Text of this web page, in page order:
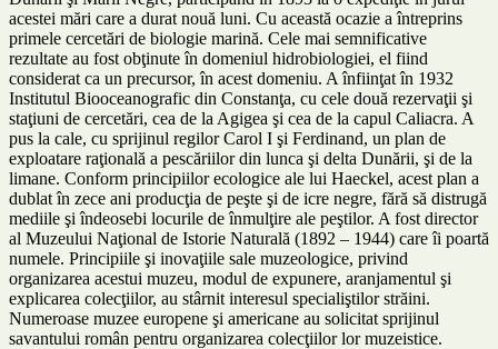
acestei mări care a durat nouă luni. Cu această ocazie a întreprins
primele cercetări de biologie marină. Cele mai semnificative
rezultate au fost obţinute în domeniul hidrobiologiei, el fiind
considerat ca un precursor, în acest domeniu. A înfiinţat în 1932
Institutul Biooceanografic din Constanţa, cu cele două rezervaţii şi
staţiuni de cercetări, cea de la Agigea şi cea de la capul Caliacra. A
pus la cale, cu sprijinul regilor Carol I şi Ferdinand, un plan de
exploatare raţională a pescăriilor din lunca şi delta Dunării, şi de la
limane. Conform principiilor ecologice ale lui Haeckel, acest plan a
dublat în zece ani producţia de peşte şi de icre negre, fără să distrugă
mediile şi îndeosebi locurile de înmulţire ale peştilor. A fost director
al Muzeului Naţional de Istorie Naturală (1892 – 1944) care îi poartă
numele. Principiile şi inovaţiile sale muzeologice, privind
organizarea acestui muzeu, modul de expunere, aranjamentul şi
explicarea colecţiilor, au stârnit interesul specialiştilor străini.
Numeroase muzee europene şi americane au solicitat sprijinul
savantului român pentru organizarea colecţiilor lor muzeistice.